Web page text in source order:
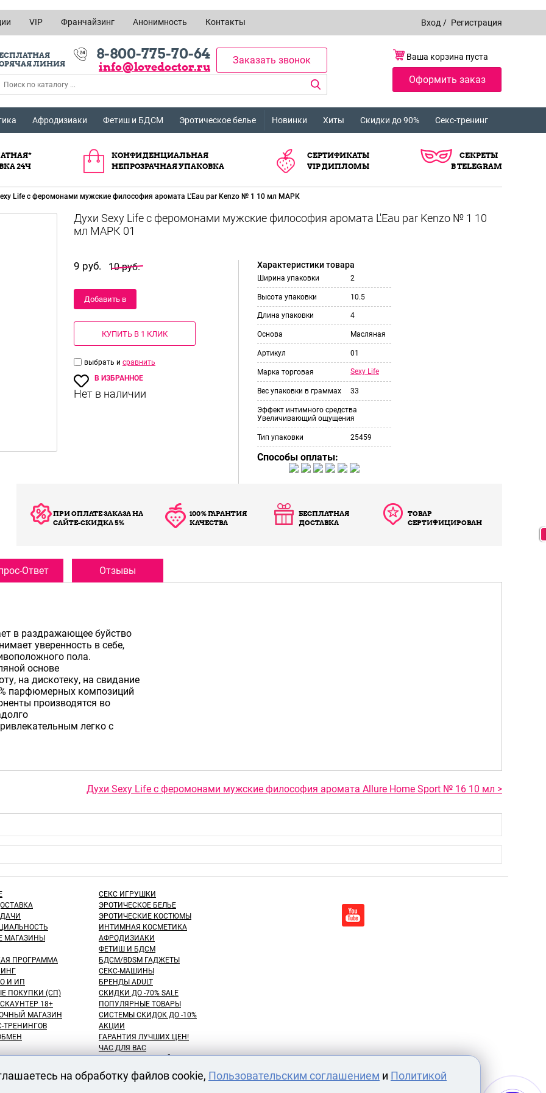
VIP Франчайзинг Анонимность Контакты Вход / Регистрация
ЛИНИЯ
8-800-775-70-64
info@lovedoctor.ru
Заказать звонок Ваша корзина пуста
Оформить заказ
Афродизиаки Фетиш и БДСМ Эротическое белье Новинки Хиты Скидки до 90% Секс-тренинг
24Ч
КОНФИДЕНЦИАЛЬНАЯ
НЕПРОЗРАЧНАЯ УПАКОВКА
СЕРТИФИКАТЫ
VIP ДИПЛОМЫ
СЕКРЕТЫ
В TELEGRAM
Life с феромонами мужские философия аромата L'Eau par Kenzo № 1 10 мл МАРК
9 руб. 10 руб.
Добавить в
корзину
КУПИТЬ В 1 КЛИК
выбрать и сравнить
В ИЗБРАННОЕ
Характеристики товара
Ширина упаковки 2
Высота упаковки 10.5
Длина упаковки 4
Основа Масляная
Артикул 01
Марка торговая Sexy Life
Вес упаковки в граммах 33
Эффект интимного средства
Увеличивающий ощущения
Тип упаковки 25459
Способы оплаты:
ПРИ ОПЛАТЕ ЗАКАЗА НА
САЙТЕ-СКИДКА 5%
100% ГАРАНТИЯ
КАЧЕСТВА
БЕСПЛАТНАЯ
ДОСТАВКА
ТОВАР
СЕРТИФИЦИРОВАН
Ответ Отзывы
в раздражающее буйство
уверенность в себе,
пола.
основе
на дискотеку, на свидание
парфюмерных композиций
производятся во
легко с
Духи Sexy Life с феромонами мужские философия аромата Allure Home Sport № 16 10 мл >
МАГАЗИНЫ
ПРОГРАММА
И ИП
ПОКУПКИ (СП)
18+
МАГАЗИН
ТРЕНИНГОВ
СЕКС ИГРУШКИ
ЭРОТИЧЕСКОЕ БЕЛЬЕ
ЭРОТИЧЕСКИЕ КОСТЮМЫ
ИНТИМНАЯ КОСМЕТИКА
АФРОДИЗИАКИ
ФЕТИШ И БДСМ
БДСМ/BDSM ГАДЖЕТЫ
СЕКС-МАШИНЫ
БРЕНДЫ ADULT
СКИДКИ ДО -70% SALE
ПОПУЛЯРНЫЕ ТОВАРЫ
СИСТЕМЫ СКИДОК ДО -10%
АКЦИИ
ГАРАНТИЯ ЛУЧШИХ ЦЕН!
ЧАС ДЛЯ ВАС
NEW! ДЕНЬ ЗНАНИЙ!
100 БОНУСНЫХ РУБЛЕЙ!
ОТЛОЖЕННЫЕ ТОВАРЫ
на обработку файлов cookie, Пользовательским соглашением и Политикой